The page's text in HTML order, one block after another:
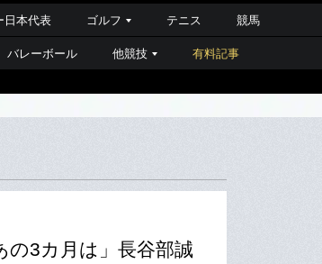
日本代表 ゴルフ テニス 競馬
バレーボール 他競技 有料記事
の3カ月は」長谷部誠